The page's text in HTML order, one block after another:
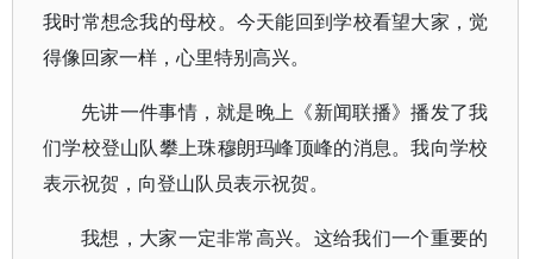
我时常想念我的母校。今天能回到学校看望大家，觉
得像回家一样，心里特别高兴。
先讲一件事情，就是晚上《新闻联播》播发了我
们学校登山队攀上珠穆朗玛峰顶峰的消息。我向学校
表示祝贺，向登山队员表示祝贺。
我想，大家一定非常高兴。这给我们一个重要的